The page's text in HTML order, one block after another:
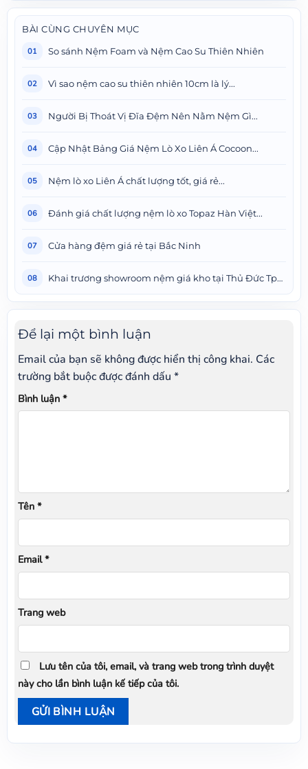
BÀI CÙNG CHUYÊN MỤC
01 So sánh Nệm Foam và Nệm Cao Su Thiên Nhiên
02 Vì sao nệm cao su thiên nhiên 10cm là lý...
03 Người Bị Thoát Vị Đĩa Đệm Nên Nằm Nệm Gì...
04 Cập Nhật Bảng Giá Nệm Lò Xo Liên Á Cocoon...
05 Nệm lò xo Liên Á chất lượng tốt, giá rẻ...
06 Đánh giá chất lượng nệm lò xo Topaz Hàn Việt...
07 Cửa hàng đệm giá rẻ tại Bắc Ninh
08 Khai trương showroom nệm giá kho tại Thủ Đức Tphcm
Để lại một bình luận
Email của bạn sẽ không được hiển thị công khai. Các
trường bắt buộc được đánh dấu *
Bình luận *
Tên *
Email*
Trang web
Lưu tên của tôi, email, và trang web trong trình duyệt
này cho lần bình luận kế tiếp của tôi.